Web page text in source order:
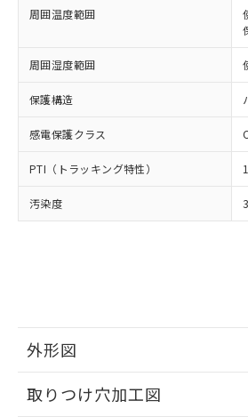
周囲温度範囲
周囲湿度範囲
保護構造
感電保護クラス
PTI（トラッキング特性）
汚染度
外形図
取りつけ穴加工図
正式な納期状況および
様のお取引先、または
ムロン制御機器販売店
オムロン制御機器販売
点は「
販売ネットワーク
在庫状況および標準価格
事前の承諾なく第三者
示しないようお願いし
マイパーツ機能（部品
および当社の共同利用
引・商談に必要な範囲
をご了承ください。
※当社の共同利用者とは
(PBDE) 1000ppm以下、フタル酸ビス
ル) (DEHP)(別名：DOP) 1000ppm以
ルベンジル（BBP） 1000ppm以下、
（DBP） 1000ppm以下、フタル酸ジ
(DIBP) 1000ppm以下
但し、RoHS指令で産業用監視および
適用除外項目は除く。
※2 対応予定月
部品在庫の切り替え状況など
下記の非含有証明書をダウン
とができます。
EU RoHS指令（10物質）の非
Cr(Ⅵ)(六価クロム) : 1000ppm、 PBBs(
ニル類) : 1000ppm、 PBDEs(ポリ臭化
DBP(フタル酸ジブチル) : 1000ppm、
イソブチル) : 1000ppm、 BBP(フタル
ル) : 1000ppm、
DEHP(フタル酸ビス(2-エチルヘキシ
※2 環境保護使用期限
「ｅ」：有害物質（10物質）
「10」：通常の使用状況下
当社は規制貨物を破棄
全に破砕するなど、違
いよう必要な手段を講
当社は貴社製品を、核
ル、化学兵器、生物兵
武器並びにこれらの製
使用いたしません。
当社は、貴社製品を第三
場合は、上記1、2および
該第三者に通知します
販売先および販売に係わ
○ 一定数以上の在庫
△ 一定数には満たな
在庫なし(最新の在
たはお客様担当のオ
機器販売店・当社販
空
受注生産機種、ま